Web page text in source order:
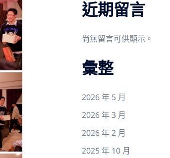
近期留言
尚無留言可供顯示。
彙整
2026 年 5 月
2026 年 3 月
2026 年 2 月
2025 年 10 月